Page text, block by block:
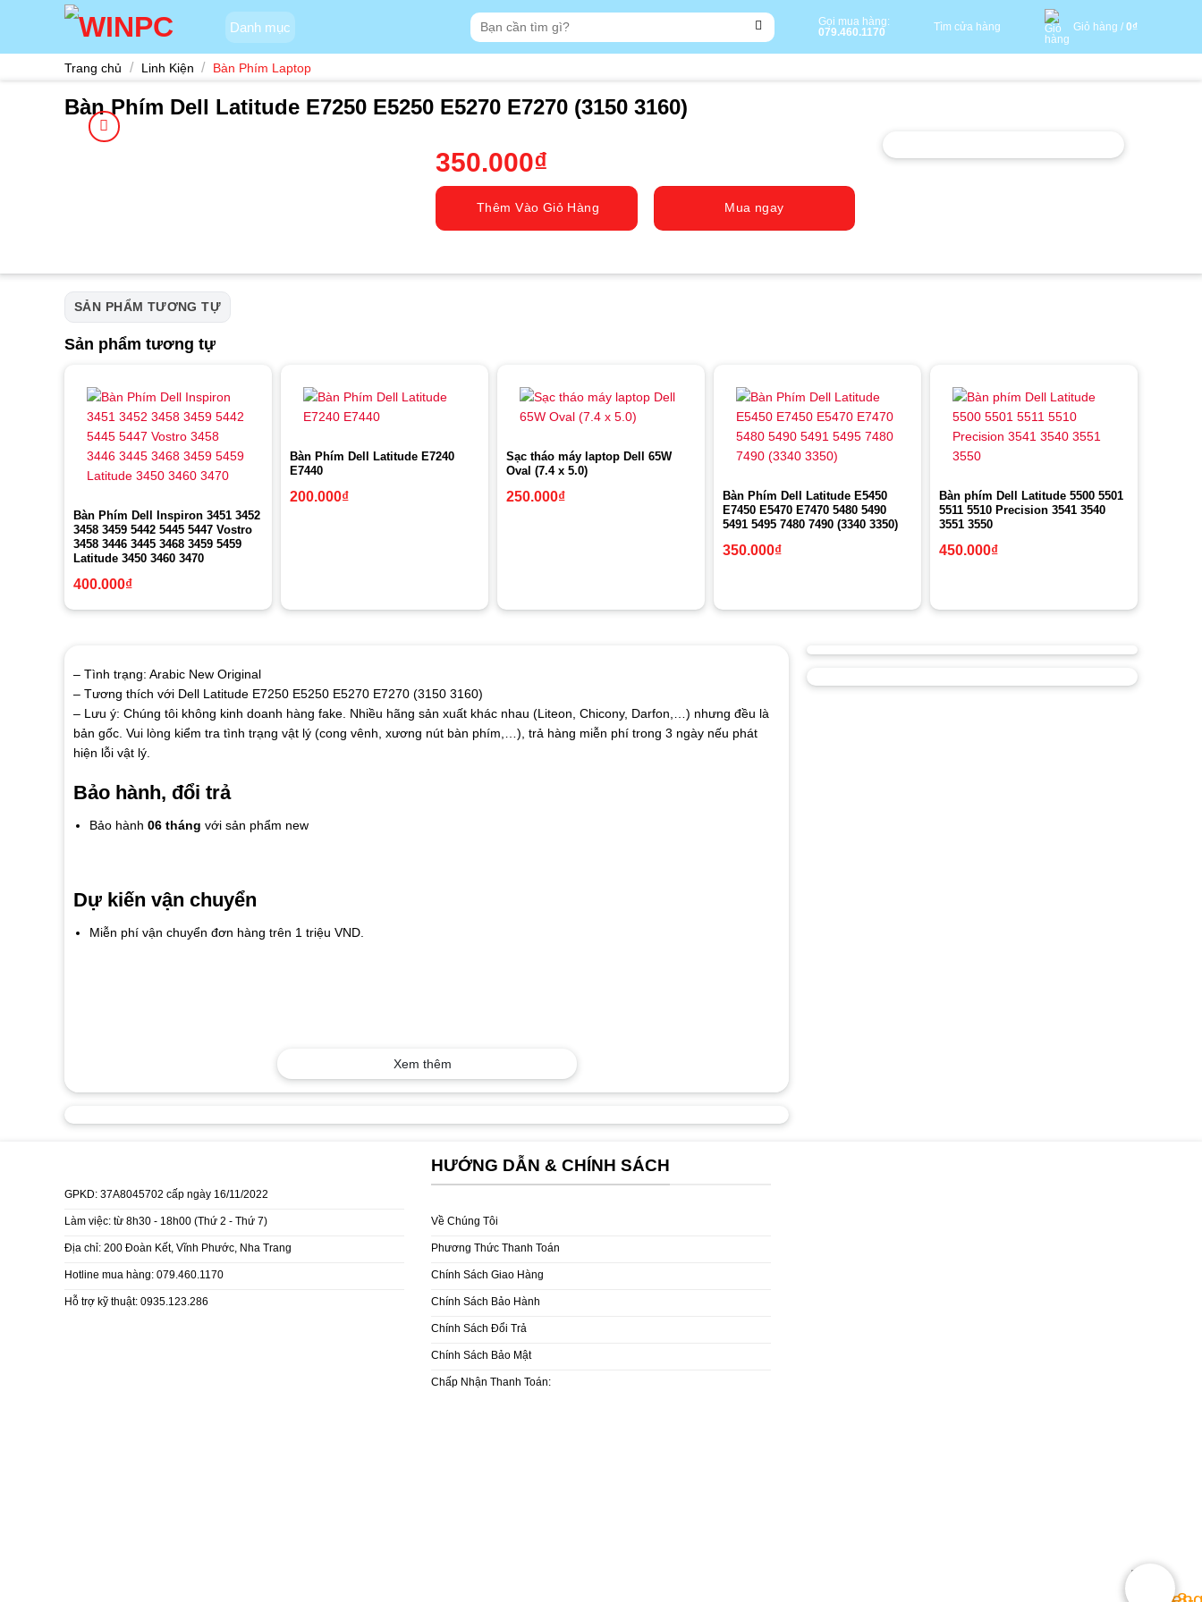
Danh mục
Tìm
kiếm:
Gọi mua hàng:
079.460.1170
Tìm cửa hàng Giỏ hàng / 0₫
Trang chủ / Linh Kiện / Bàn Phím Laptop
Bàn Phím Dell Latitude E7250 E5250 E5270 E7270 (3150 3160)
350.000₫
Thêm Vào Giỏ Hàng Mua ngay
SẢN PHẨM TƯƠNG TỰ
Sản phẩm tương tự
Bàn Phím Dell Inspiron 3451 3452
3458 3459 5442 5445 5447 Vostro
3458 3446 3445 3468 3459 5459
Latitude 3450 3460 3470
400.000₫
Bàn Phím Dell Latitude E7240
E7440
200.000₫
Sạc tháo máy laptop Dell 65W
Oval (7.4 x 5.0)
250.000₫
Bàn Phím Dell Latitude E5450
E7450 E5470 E7470 5480 5490
5491 5495 7480 7490 (3340 3350)
350.000₫
Bàn phím Dell Latitude 5500 5501
5511 5510 Precision 3541 3540
3551 3550
450.000₫
– Tình trạng: Arabic New Original
– Tương thích với Dell Latitude E7250 E5250 E5270 E7270 (3150 3160)
– Lưu ý: Chúng tôi không kinh doanh hàng fake. Nhiều hãng sản xuất khác nhau (Liteon, Chicony, Darfon,…) nhưng đều là
bản gốc. Vui lòng kiểm tra tình trạng vật lý (cong vênh, xương nút bàn phím,…), trả hàng miễn phí trong 3 ngày nếu phát
hiện lỗi vật lý.
Bảo hành, đổi trả
Bảo hành 06 tháng với sản phẩm new
Dự kiến vận chuyển
Miễn phí vận chuyển đơn hàng trên 1 triệu VND.
Xem thêm
GPKD: 37A8045702 cấp ngày 16/11/2022
Làm việc: từ 8h30 - 18h00 (Thứ 2 - Thứ 7)
Địa chỉ: 200 Đoàn Kết, Vĩnh Phước, Nha Trang
Hotline mua hàng: 079.460.1170
Hỗ trợ kỹ thuật: 0935.123.286
HƯỚNG DẪN & CHÍNH SÁCH
Về Chúng Tôi
Phương Thức Thanh Toán
Chính Sách Giao Hàng
Chính Sách Bảo Hành
Chính Sách Đổi Trả
Chính Sách Bảo Mật
Chấp Nhận Thanh Toán: